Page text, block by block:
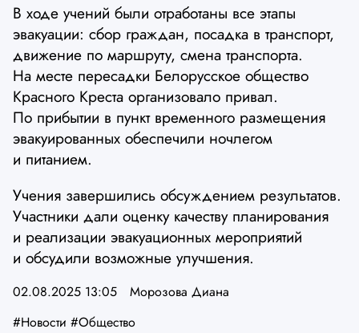
В ходе учений были отработаны все этапы
эвакуации: сбор граждан, посадка в транспорт,
движение по маршруту, смена транспорта.
На месте пересадки Белорусское общество
Красного Креста организовало привал.
По прибытии в пункт временного размещения
эвакуированных обеспечили ночлегом
и питанием.
Учения завершились обсуждением результатов.
Участники дали оценку качеству планирования
и реализации эвакуационных мероприятий
и обсудили возможные улучшения.
02.08.2025 13:05
Морозова Диана
#Новости #Общество